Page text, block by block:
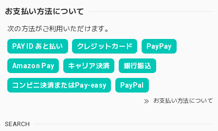
お支払い方法について
次の方法がご利用いただけます。
PAY ID あと払い クレジットカード PayPay
Amazon Pay キャリア決済 銀行振込
コンビニ決済またはPay-easy PayPal
お支払い方法について
SEARCH